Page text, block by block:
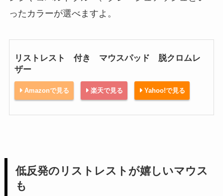
ったカラーが選べますよ。
リストレスト 付き マウスパッド 脱クロムレ
ザー
Amazonで見る 楽天で見る Yahoo!で見る
低反発のリストレストが嬉しいマウス
も